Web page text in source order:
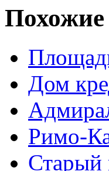
Дом
Римо-
Старый